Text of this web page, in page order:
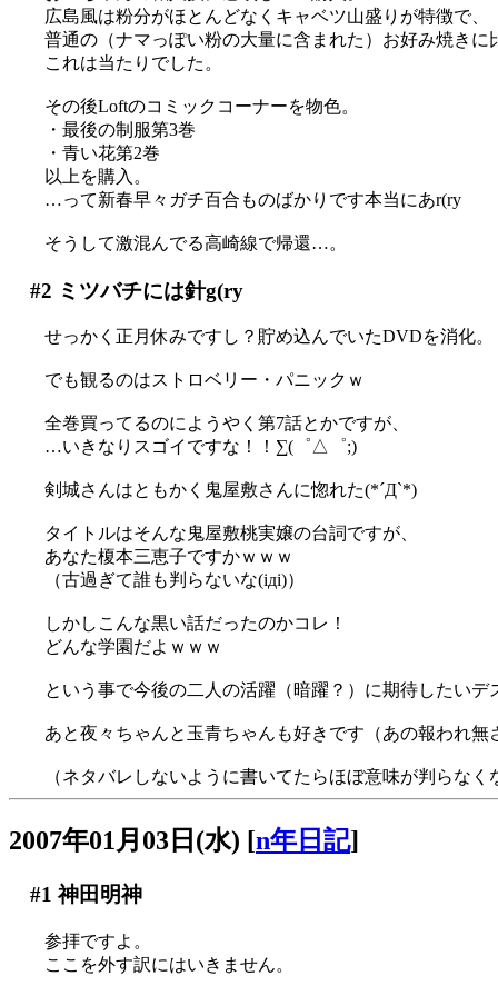
広島風は粉分がほとんどなくキャベツ山盛りが特徴で、
普通の（ナマっぽい粉の大量に含まれた）お好み焼きに
これは当たりでした。
その後Loftのコミックコーナーを物色。
・最後の制服第3巻
・青い花第2巻
以上を購入。
…って新春早々ガチ百合ものばかりです本当にあr(ry
そうして激混んでる高崎線で帰還…。
#2 ミツバチには針g(ry
せっかく正月休みですし？貯め込んでいたDVDを消化。
でも観るのはストロベリー・パニックｗ
全巻買ってるのにようやく第7話とかですが、
…いきなりスゴイですな！！∑(゜△゜;)
剣城さんはともかく鬼屋敷さんに惚れた(*´Д`*)
タイトルはそんな鬼屋敷桃実嬢の台詞ですが、
あなた榎本三恵子ですかｗｗｗ
（古過ぎて誰も判らないな(iдi)）
しかしこんな黒い話だったのかコレ！
どんな学園だよｗｗｗ
という事で今後の二人の活躍（暗躍？）に期待したいデ
あと夜々ちゃんと玉青ちゃんも好きです（あの報われ無
（ネタバレしないように書いてたらほぼ意味が判らなく
2007年01月03日(水) [n年日記]
#1 神田明神
参拝ですよ。
ここを外す訳にはいきません。